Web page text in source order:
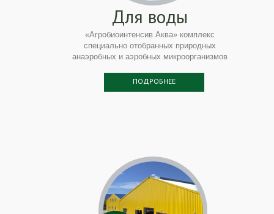
Для воды
«Агробиоинтенсив Аква» комплекс
специально отобранных природных
анаэробных и аэробных микроорганизмов
ПОДРОБНЕЕ